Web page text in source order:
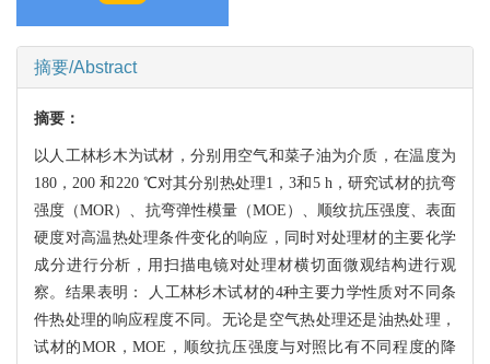
摘要/Abstract
摘要：
以人工林杉木为试材，分别用空气和菜子油为介质，在温度为
180，200 和220 ℃对其分别热处理1，3和5 h，研究试材的抗弯
强度（MOR）、抗弯弹性模量（MOE）、顺纹抗压强度、表面
硬度对高温热处理条件变化的响应，同时对处理材的主要化学
成分进行分析，用扫描电镜对处理材横切面微观结构进行观
察。结果表明： 人工林杉木试材的4种主要力学性质对不同条
件热处理的响应程度不同。无论是空气热处理还是油热处理，
试材的MOR，MOE，顺纹抗压强度与对照比有不同程度的降